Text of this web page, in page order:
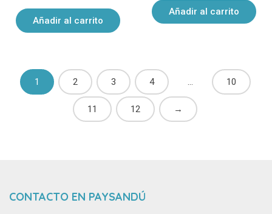
Añadir al carrito
Añadir al carrito
1 2 3 4 … 10
11 12 →
CONTACTO EN PAYSANDÚ